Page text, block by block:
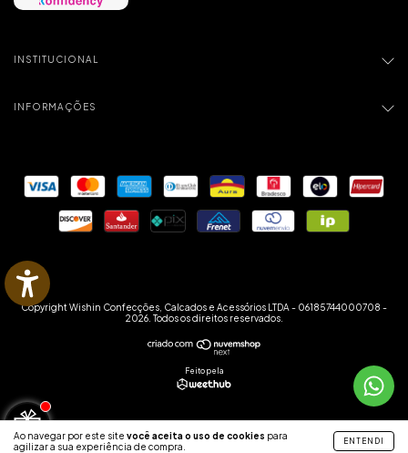
Ao navegar por este site você aceita o uso de cookies para
agilizar a sua experiência de compra.
ENTENDI
INSTITUCIONAL
INFORMAÇÕES
Copyright Wishin Confecções, Calcados e Acessórios LTDA - 06185744000708 -
2026. Todos os direitos reservados.
Feito pela